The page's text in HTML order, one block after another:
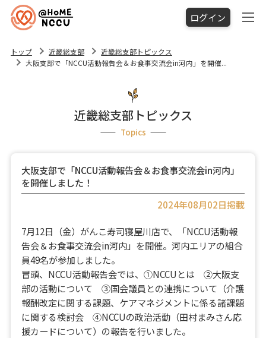
ログイン
トップ 近畿総支部
近畿総支部トピックス
大阪支部で「NCCU活動報告会＆お食事交流会in河内」を開催...
近畿総支部トピックス
Topics
大阪支部で「NCCU活動報告会＆お食事交流会in河内」
を開催しました！
2024年08月02日掲載
7月12日（金）がんこ寿司寝屋川店で、「NCCU活動報
告会＆お食事交流会in河内」を開催。河内エリアの組合
員49名が参加しました。
冒頭、NCCU活動報告会では、①NCCUとは ②大阪支
部の活動について ③国会議員との連携について（介護
報酬改定に関する課題、ケアマネジメントに係る諸課題
に関する検討会 ④NCCUの政治活動（田村まみさん応
援カードについて）の報告を行いました。